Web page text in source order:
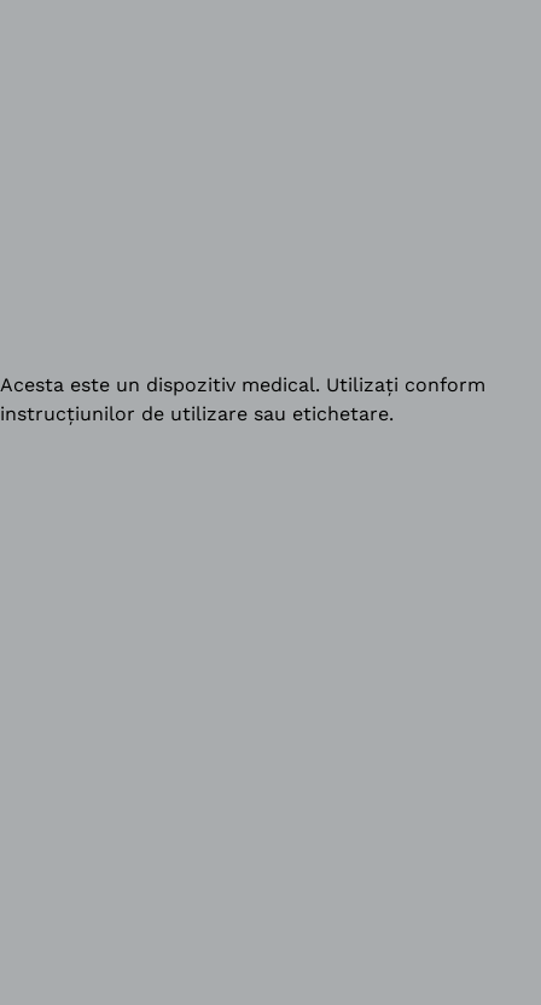
Acesta este un dispozitiv medical. Utilizați conform
instrucțiunilor de utilizare sau etichetare.